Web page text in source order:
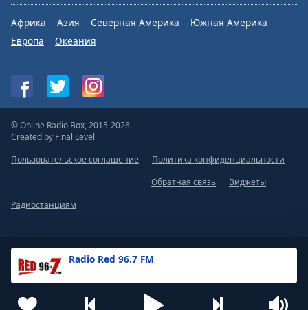
Radio Red 96.7 FM
Африка Азия Северная Америка
Южная Америка
Европа
Океания
© Online Radio Box, 2015-2026.
Created by Final Level
Пользовательское соглашение
Политика конфиденциальности
Обратная связь
Виджеты
Радиостанциям